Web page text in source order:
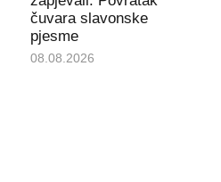
čuvara slavonske
pjesme
08.08.2026